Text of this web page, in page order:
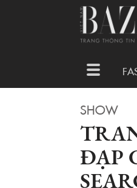
Toggle
navigation
SHOW
ĐẠP